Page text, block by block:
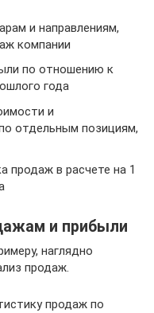
и направлениям,
компании
по отношению к
года
и
отдельным позициям,
продаж в расчете на 1
и прибыли
наглядно
продаж.
продаж по